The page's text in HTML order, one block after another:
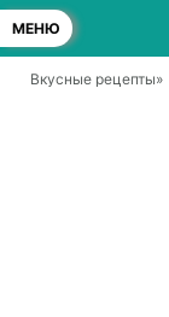
МЕНЮ
Вкусные рецепты»